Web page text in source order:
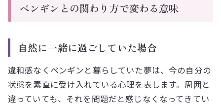
ペンギンとの関わり方で変わる意味
自然に一緒に過ごしていた場合
違和感なくペンギンと暮らしていた夢は、今の自分の
状態を素直に受け入れている心理を表します。周囲と
違っていても、それを問題だと感じなくなってきてい